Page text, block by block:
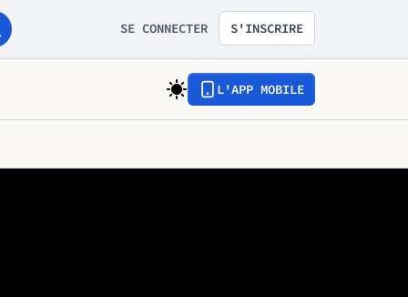
SE CONNECTER S'INSCRIRE
L'APP MOBILE